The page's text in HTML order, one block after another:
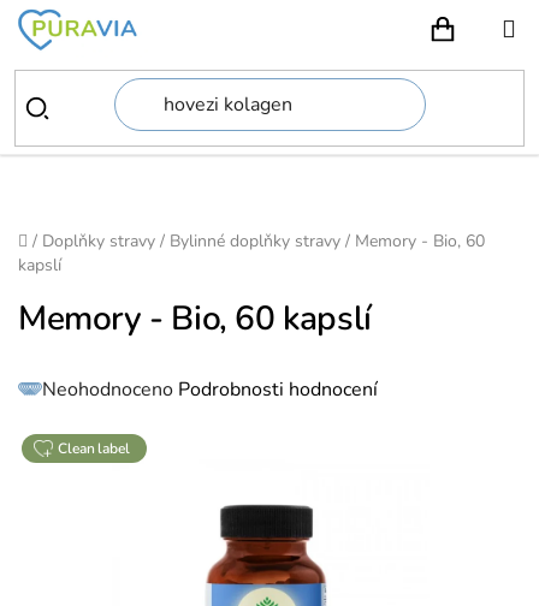
Přejít
obsah
Domů
/ Doplňky stravy / Bylinné doplňky stravy / Memory - Bio, 60
kapslí
Memory - Bio, 60 kapslí
Průměrné
hodnocení
0,0
z
5
Neohodnoceno Podrobnosti hodnocení
clean label